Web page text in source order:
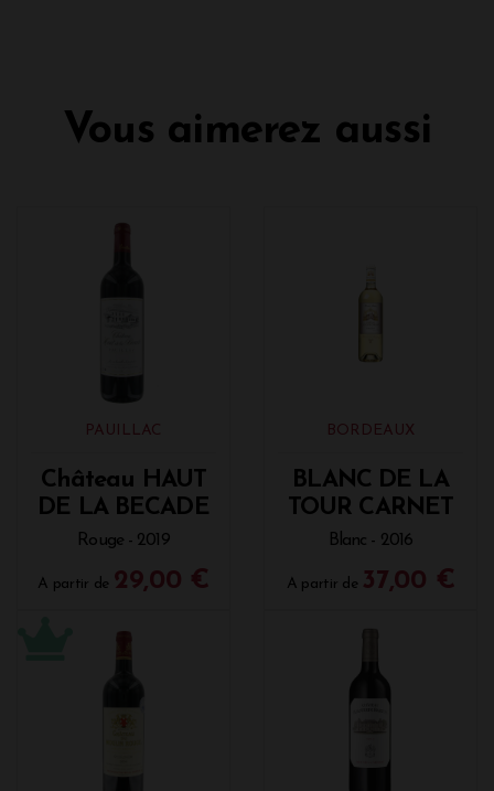
Vous aimerez aussi
PAUILLAC
Château HAUT
DE LA BECADE
Rouge - 2019
A partir de 29,00 €
BORDEAUX
BLANC DE LA
TOUR CARNET
Blanc - 2016
A partir de 37,00 €